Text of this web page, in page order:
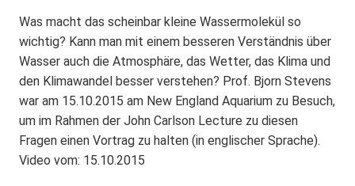
Was macht das scheinbar kleine Wassermolekül so
wichtig? Kann man mit einem besseren Verständnis über
Wasser auch die Atmosphäre, das Wetter, das Klima und
den Klimawandel besser verstehen? Prof. Bjorn Stevens
war am 15.10.2015 am New England Aquarium zu Besuch,
um im Rahmen der John Carlson Lecture zu diesen
Fragen einen Vortrag zu halten (in englischer Sprache).
Video vom: 15.10.2015